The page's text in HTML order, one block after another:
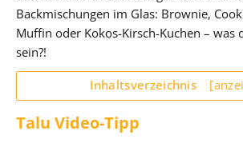
Backmischungen im Glas: Brownie,
Muffin oder Kokos-Kirsch-Kuchen – was
sein?!
Inhaltsverzeichnis
Talu Video-Tipp